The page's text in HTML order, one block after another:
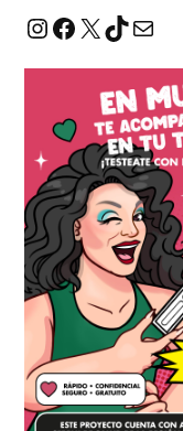
Instagram
Facebook
X TikTok